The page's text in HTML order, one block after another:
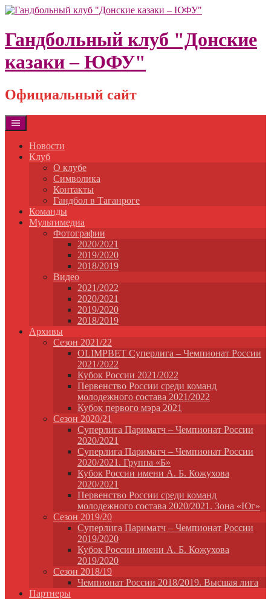
Skip
content
Гандбольный клуб "Донские
казаки – ЮФУ"
Официальный сайт
Новости
Клуб
О клубе
Символика
Контакты
Гандбол в Таганроге
Команды
Мультимедиа
Фотографии
2020/2021
2019/2020
2018/2019
Видео
2021/2022
2020/2021
2019/2020
2018/2019
Архивы
Сезон 2021/22
OLIMPBET Суперлига – Чемпионат России
2021/2022
Кубок России 2021/2022
Первенство России среди команд
молодежного состава 2021/2022
Кубок первого мэра 2021
Сезон 2020/21
Суперлига Париматч – Чемпионат России
2020/2021
Суперлига Париматч – Чемпионат России
2020/2021. Группа «Б»
Кубок России имени А. Б. Кожухова
2020/2021
Первенство России среди команд
молодежного состава 2020/2021. Зона «Юг»
Сезон 2019/20
Суперлига Париматч – Чемпионат России
2019/2020
Кубок России имени А. Б. Кожухова
2019/2020
Сезон 2018/19
Чемпионат России 2018/2019. Высшая лига
Партнеры